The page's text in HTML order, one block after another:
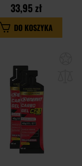
33,95 zł
DO KOSZYKA